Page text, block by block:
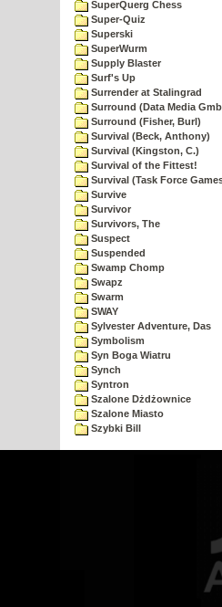
SuperQuerg Chess
Super-Quiz
Superski
SuperWurm
Supply Blaster
Surf's Up
Surrender at Stalingrad
Surround (Data Media
Surround (Fisher, Burl)
Survival (Beck, Anthony)
Survival (Kingston, C.)
Survival of the Fittest!
Survival (Task Force
Survive
Survivor
Survivors, The
Suspect
Suspended
Swamp Chomp
Swapz
Swarm
SWAY
Sylvester Adventure, Das
Symbolism
Syn Boga Wiatru
Synch
Syntron
Szalone Dżdżownice
Szalone Miasto
Szybki Bill